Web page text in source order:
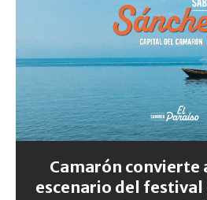
Camarón convierte
escenario del